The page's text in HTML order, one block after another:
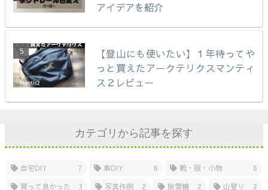
アイデアを紹介
【登山にも使いたい】１年待ってや
っと買えたアークテリクスマンティ
ス２レビュー
カテゴリから記事を探す
自宅DIY 7 車DIY 6 靴・服・小物
6
買って良かった
3 写真作例 2 除雪機 2 山登り 2